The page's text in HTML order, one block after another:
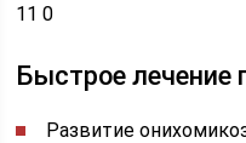
11 0
Быстрое лечение
Развитие